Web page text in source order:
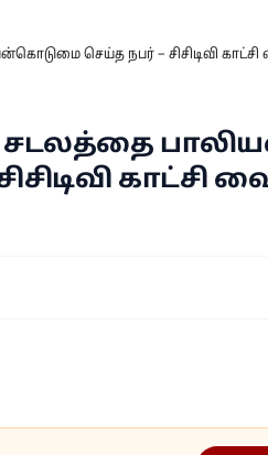
செய்த நபர் – சிசிடிவி
காட்சி